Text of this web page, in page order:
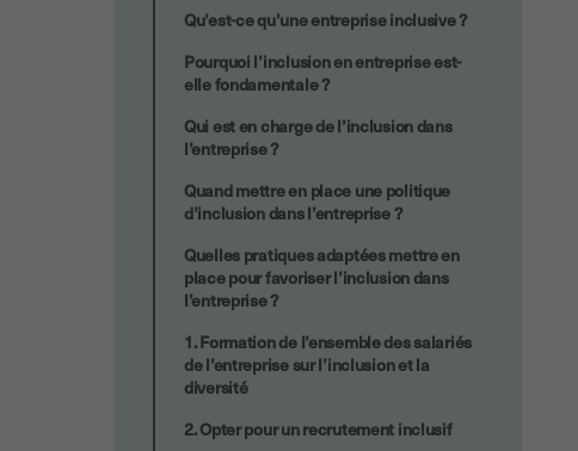
Qu’est-ce qu’une entreprise inclusive ?
Pourquoi l’inclusion en entreprise est-
elle fondamentale ?
Qui est en charge de l’inclusion dans
l’entreprise ?
Quand mettre en place une politique
d’inclusion dans l’entreprise ?
Quelles pratiques adaptées mettre en
place pour favoriser l’inclusion dans
l’entreprise ?
1. Formation de l’ensemble des salariés
de l’entreprise sur l’inclusion et la
diversité
2. Opter pour un recrutement inclusif